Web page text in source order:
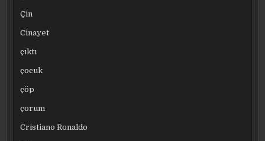
Çin
Cinayet
çıktı
çocuk
çöp
çorum
Cristiano Ronaldo